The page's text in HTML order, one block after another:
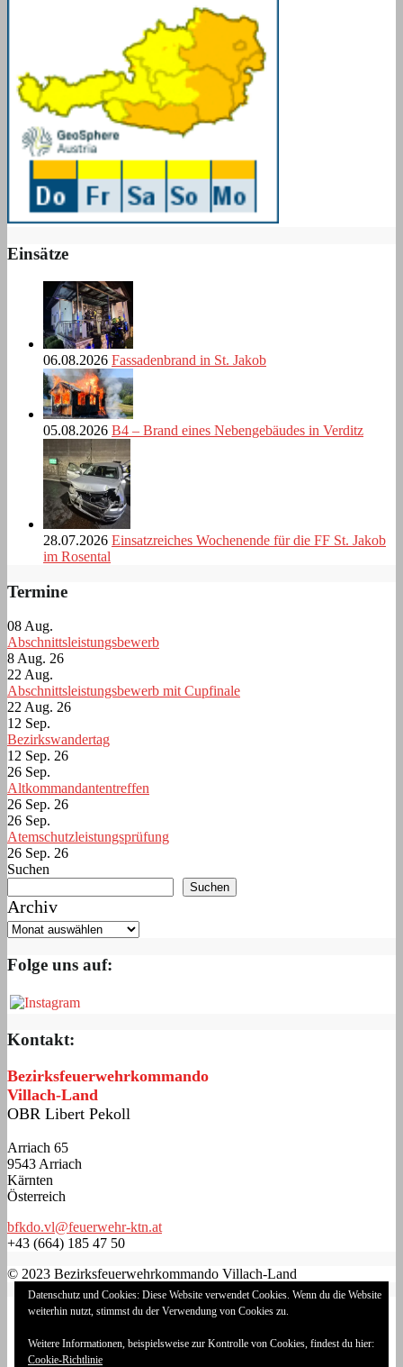
Einsätze
06.08.2026 Fassadenbrand in St. Jakob
05.08.2026 B4 – Brand eines Nebengebäudes in Verditz
28.07.2026 Einsatzreiches Wochenende für die FF St. Jakob
im Rosental
Termine
08 Aug.
Abschnittsleistungsbewerb
8 Aug. 26
22 Aug.
Abschnittsleistungsbewerb mit Cupfinale
22 Aug. 26
12 Sep.
Bezirkswandertag
12 Sep. 26
26 Sep.
Altkommandantentreffen
26 Sep. 26
26 Sep.
Atemschutzleistungsprüfung
26 Sep. 26
Suchen
Suchen
Archiv
Folge uns auf:
Kontakt:
Bezirksfeuerwehrkommando
Villach-Land
OBR Libert Pekoll
Arriach 65
9543 Arriach
Kärnten
Österreich
bfkdo.vl@feuerwehr-ktn.at
+43 (664) 185 47 50
© 2023 Bezirksfeuerwehrkommando Villach-Land
Impressum
Datenschutzerklärung
Cookie-Richtlinie (EU)
Login
Datenschutz und Cookies: Diese Website verwendet Cookies. Wenn du die Website
weiterhin nutzt, stimmst du der Verwendung von Cookies zu.
Weitere Informationen, beispielsweise zur Kontrolle von Cookies, findest du hier:
Cookie-Richtlinie